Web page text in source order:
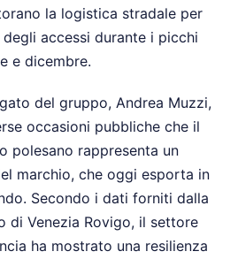
la logistica stradale per
accessi durante i picchi
e dicembre.
del gruppo, Andrea Muzzi,
occasioni pubbliche che il
polesano rappresenta un
marchio, che oggi esporta in
Secondo i dati forniti dalla
di Venezia Rovigo, il settore
ha mostrato una resilienza